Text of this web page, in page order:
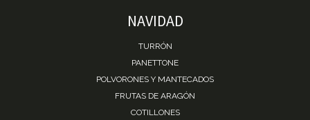
NAVIDAD
TURRÓN
PANETTONE
POLVORONES Y MANTECADOS
FRUTAS DE ARAGÓN
COTILLONES